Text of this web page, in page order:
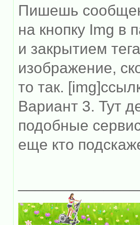
Пишешь
на кнопку Img в
и закрытием
изображение,
то так.
Вариант 3. Тут
подобные
еще кто